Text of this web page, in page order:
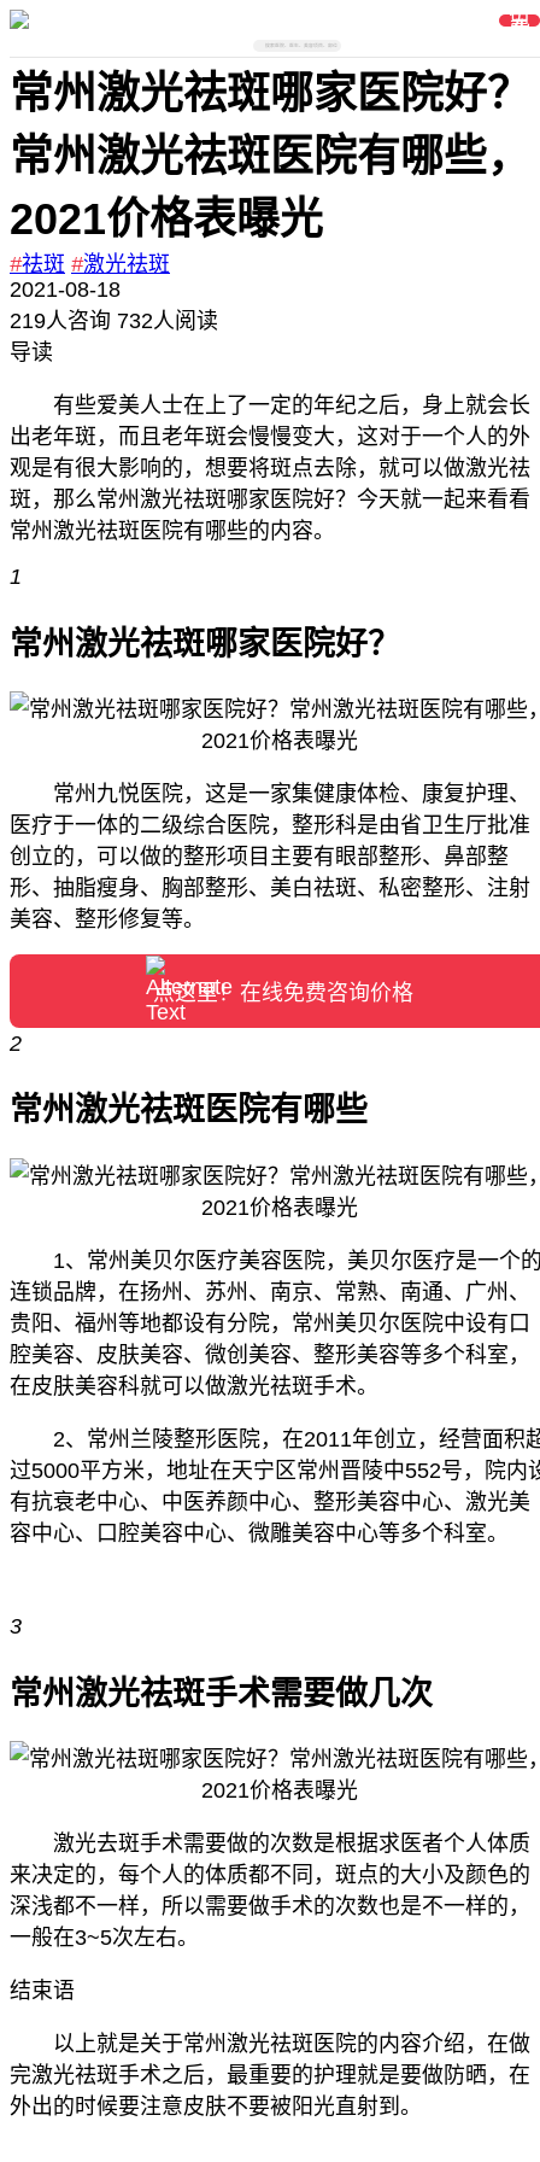
搜索医院、医生、美容项目、部位
常州激光祛斑哪家医院好？
常州激光祛斑医院有哪些，
2021价格表曝光
#祛斑 #激光祛斑
2021-08-18
免
费
线
咨
219人咨询 732人阅读
导读
有些爱美人士在上了一定的年纪之后，身上就会长
出老年斑，而且老年斑会慢慢变大，这对于一个人的外
观是有很大影响的，想要将斑点去除，就可以做激光祛
斑，那么常州激光祛斑哪家医院好？今天就一起来看看
常州激光祛斑医院有哪些的内容。
1
常州激光祛斑哪家医院好？
常州九悦医院，这是一家集健康体检、康复护理、
医疗于一体的二级综合医院，整形科是由省卫生厅批准
创立的，可以做的整形项目主要有眼部整形、鼻部整
形、抽脂瘦身、胸部整形、美白祛斑、私密整形、注射
美容、整形修复等。
点这里！在线免费咨询价格
2
常州激光祛斑医院有哪些
1、常州美贝尔医疗美容医院，美贝尔医疗是一个
连锁品牌，在扬州、苏州、南京、常熟、南通、广州、
贵阳、福州等地都设有分院，常州美贝尔医院中设有口
腔美容、皮肤美容、微创美容、整形美容等多个科室，
在皮肤美容科就可以做激光祛斑手术。
2、常州兰陵整形医院，在2011年创立，经营面积
过5000平方米，地址在天宁区常州晋陵中552号，院内
有抗衰老中心、中医养颜中心、整形美容中心、激光美
容中心、口腔美容中心、微雕美容中心等多个科室。
3
常州激光祛斑手术需要做几次
激光去斑手术需要做的次数是根据求医者个人体质
来决定的，每个人的体质都不同，斑点的大小及颜色的
深浅都不一样，所以需要做手术的次数也是不一样的，
一般在3~5次左右。
结束语
以上就是关于常州激光祛斑医院的内容介绍，在做
完激光祛斑手术之后，最重要的护理就是要做防晒，在
外出的时候要注意皮肤不要被阳光直射到。